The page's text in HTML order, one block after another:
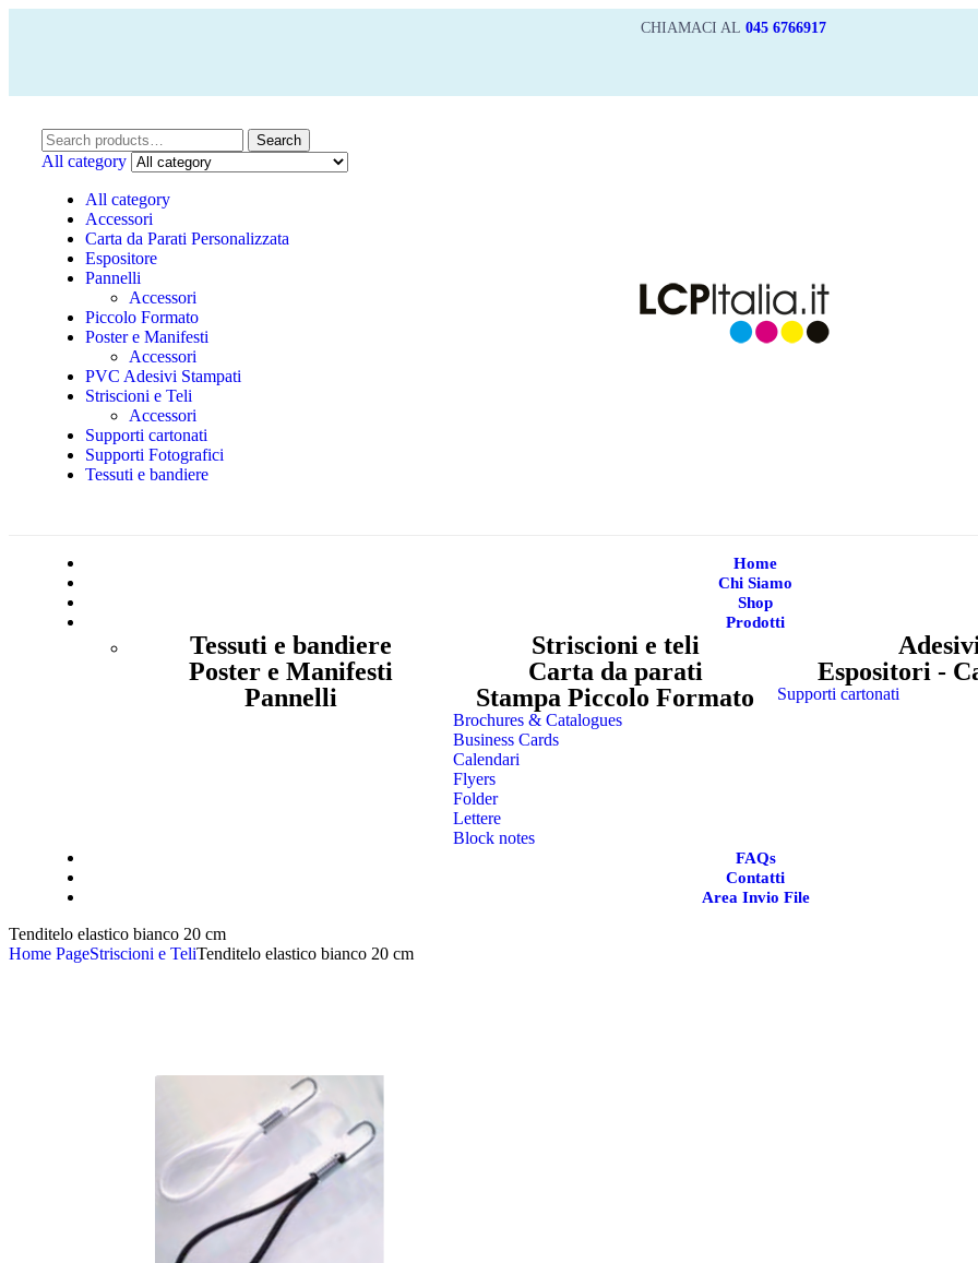
CHIAMACI AL 045 6766917
Search
All category
All category
Accessori
Carta da Parati Personalizzata
Espositore
Pannelli
Accessori
Piccolo Formato
Poster e Manifesti
Accessori
PVC Adesivi Stampati
Striscioni e Teli
Accessori
Supporti cartonati
Supporti Fotografici
Tessuti e bandiere
Home
Chi Siamo
Shop
Prodotti
Tessuti e bandiere
Poster e Manifesti
Pannelli
Striscioni e teli
Carta da parati
Stampa Piccolo Formato
Brochures & Catalogues
Business Cards
Calendari
Flyers
Folder
Lettere
Block notes
Espositori -
Supporti cartonati
FAQs
Contatti
Area Invio File
Tenditelo elastico bianco 20 cm
Home PageStriscioni e TeliTenditelo elastico bianco 20 cm